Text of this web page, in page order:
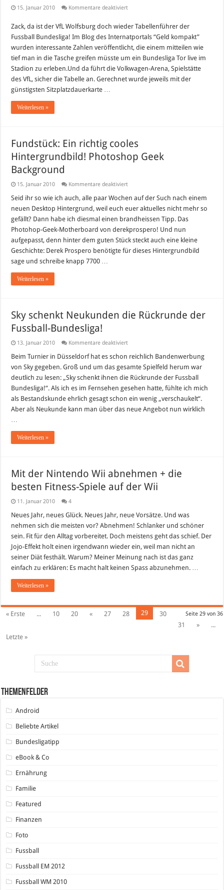
15. Januar 2010 Kommentare deaktiviertfür
Tor
in
Wolfsburg
nur
4,83
Zack, da ist der VfL Wolfsburg doch wieder Tabellenführer der
Fussball Bundesliga! Im Blog des Internatportals “Geld kompakt”
wurden interessante Zahlen veröffentlicht, die einem mitteilen wie
tief man in die Tasche greifen müsste um ein Bundesliga Tor live im
Stadion zu erleben.Und da führt die Volkwagen-Arena, Spielstätte
des VfL, sicher die Tabelle an. Gerechnet wurde jeweils mit der
günstigsten Sitzplatzdauerkarte …
Weiterlesen »
Fundstück: Ein richtig cooles
Hintergrundbild! Photoshop Geek
Background
15. Januar 2010 Kommentare deaktiviertfür
Ein
cooles
Hintergrundbild!
Photoshop
Geek
Seid ihr so wie ich auch, alle paar Wochen auf der Such nach einem
neuen Desktop Hintergrund, weil euch euer aktuelles nicht mehr so
gefällt? Dann habe ich diesmal einen brandheissen Tipp. Das
Photohop-Geek-Motherboard von derekprospero! Und nun
aufgepasst, denn hinter dem guten Stück steckt auch eine kleine
Geschichte: Derek Prospero benötigte für dieses Hintergrundbild
sage und schreibe knapp 7700 …
Weiterlesen »
Sky schenkt Neukunden die Rückrunde der
Fussball-Bundesliga!
13. Januar 2010 Kommentare deaktiviertfür
schenkt
die
Rückrunde
der
Fussball-
Beim Turnier in Düsseldorf hat es schon reichlich Bandenwerbung
von Sky gegeben. Groß und um das gesamte Spielfeld herum war
deutlich zu lesen: „Sky schenkt ihnen die Rückrunde der Fussball
Bundesliga!“. Als ich es im Fernsehen gesehen hatte, fühlte ich mich
als Bestandskunde ehrlich gesagt schon ein wenig „verschaukelt“.
Aber als Neukunde kann man über das neue Angebot nun wirklich
Weiterlesen »
Mit der Nintendo Wii abnehmen + die
besten Fitness-Spiele auf der Wii
11. Januar 2010 4
Neues Jahr, neues Glück. Neues Jahr, neue Vorsätze. Und was
nehmen sich die meisten vor? Abnehmen! Schlanker und schöner
sein. Fit für den Alltag vorbereitet. Doch meistens geht das schief. Der
Jojo-Effekt holt einen irgendwann wieder ein, weil man nicht an
seiner Diät festhält. Warum? Meiner Meinung nach ist das ganz
einfach zu erklären: Es macht halt keinen Spass abzunehmen. …
Weiterlesen »
Seite 29 von 36
« Erste ... 10 20 « 27 28 29
30
31
»
...
Letzte »
Themenfelder
Android
Beliebte Artikel
Bundesligatipp
eBook & Co
Ernährung
Familie
Featured
Finanzen
Foto
Fussball
Fussball EM 2012
Fussball WM 2010